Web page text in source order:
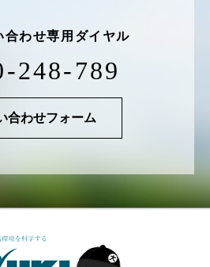
合わせ専用ダイヤル
248-789
合わせフォーム